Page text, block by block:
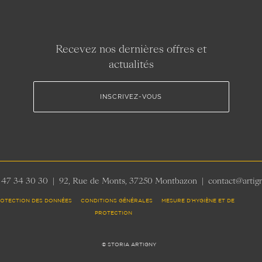
Recevez nos dernières offres et
actualités
INSCRIVEZ-VOUS
47 34 30 30 | 92, Rue de Monts, 37250 Montbazon |
DES DONNÉES CONDITIONS GÉNÉRALES MESURE D’HYGIÈNE ET DE
PROTECTION
© STORIA ARTIGNY